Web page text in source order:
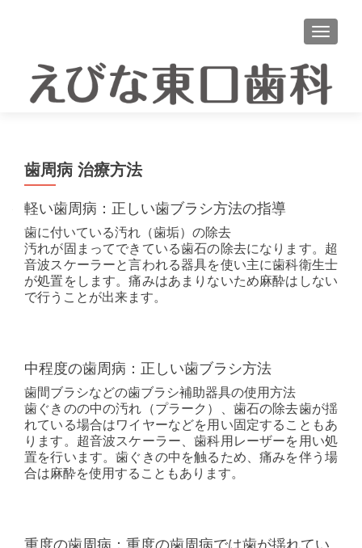
ナビゲ
歯周病 治療方法
軽い歯周病：正しい歯ブラシ方法の指導
歯に付いている汚れ（歯垢）の除去
汚れが固まってできている歯石の除去になります。超
音波スケーラーと言われる器具を使い主に歯科衛生士
が処置をします。痛みはあまりないため麻酔はしない
で行うことが出来ます。
中程度の歯周病：正しい歯ブラシ方法
歯間ブラシなどの歯ブラシ補助器具の使用方法
歯ぐきのの中の汚れ（プラーク）、歯石の除去歯が揺
れている場合はワイヤーなどを用い固定することもあ
ります。超音波スケーラー、歯科用レーザーを用い処
置を行います。歯ぐきの中を触るため、痛みを伴う場
合は麻酔を使用することもあります。
重度の歯周病：重度の歯周病では歯が揺れてい